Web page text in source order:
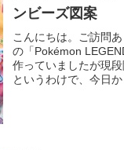
ンビーズ図案
こんにちは。ご訪問
の「Pokémon
作っていましたが現
というわけで、今日